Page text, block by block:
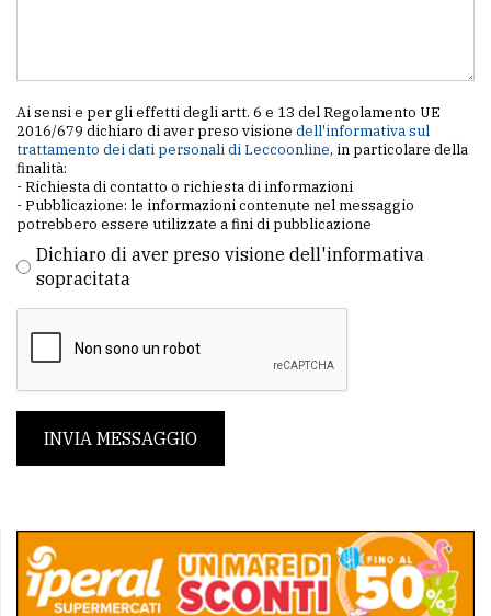
Ai sensi e per gli effetti degli artt. 6 e 13 del Regolamento UE
2016/679 dichiaro di aver preso visione dell'informativa sul
trattamento dei dati personali di Leccoonline, in particolare della
finalità:
- Richiesta di contatto o richiesta di informazioni
- Pubblicazione: le informazioni contenute nel messaggio
potrebbero essere utilizzate a fini di pubblicazione
Dichiaro di aver preso visione dell'informativa
sopracitata
INVIA MESSAGGIO